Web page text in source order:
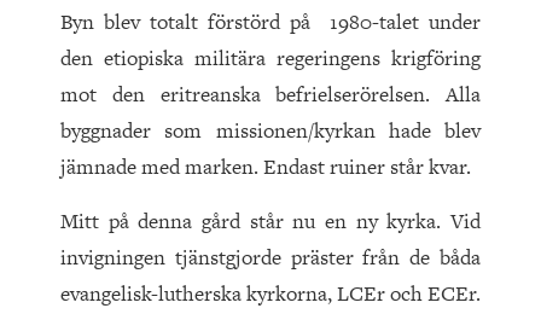
Byn blev totalt förstörd på 1980-talet under
den etiopiska militära regeringens krigföring
mot den eritreanska befrielserörelsen. Alla
byggnader som missionen/kyrkan hade blev
jämnade med marken. Endast ruiner står kvar.
Mitt på denna gård står nu en ny kyrka. Vid
invigningen tjänstgjorde präster från de båda
evangelisk-lutherska kyrkorna, LCEr och ECEr.